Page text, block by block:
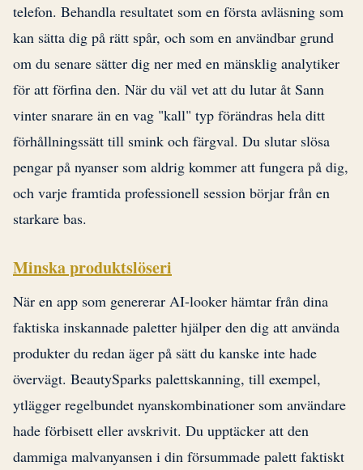
telefon. Behandla resultatet som en första avläsning som
kan sätta dig på rätt spår, och som en användbar grund
om du senare sätter dig ner med en mänsklig analytiker
för att förfina den. När du väl vet att du lutar åt Sann
vinter snarare än en vag "kall" typ förändras hela ditt
förhållningssätt till smink och färgval. Du slutar slösa
pengar på nyanser som aldrig kommer att fungera på dig,
och varje framtida professionell session börjar från en
starkare bas.
Minska produktslöseri
När en app som genererar AI-looker hämtar från dina
faktiska inskannade paletter hjälper den dig att använda
produkter du redan äger på sätt du kanske inte hade
övervägt. BeautySparks palettskanning, till exempel,
ytlägger regelbundet nyanskombinationer som användare
hade förbisett eller avskrivit. Du upptäcker att den
dammiga malvanyansen i din försummade palett faktiskt